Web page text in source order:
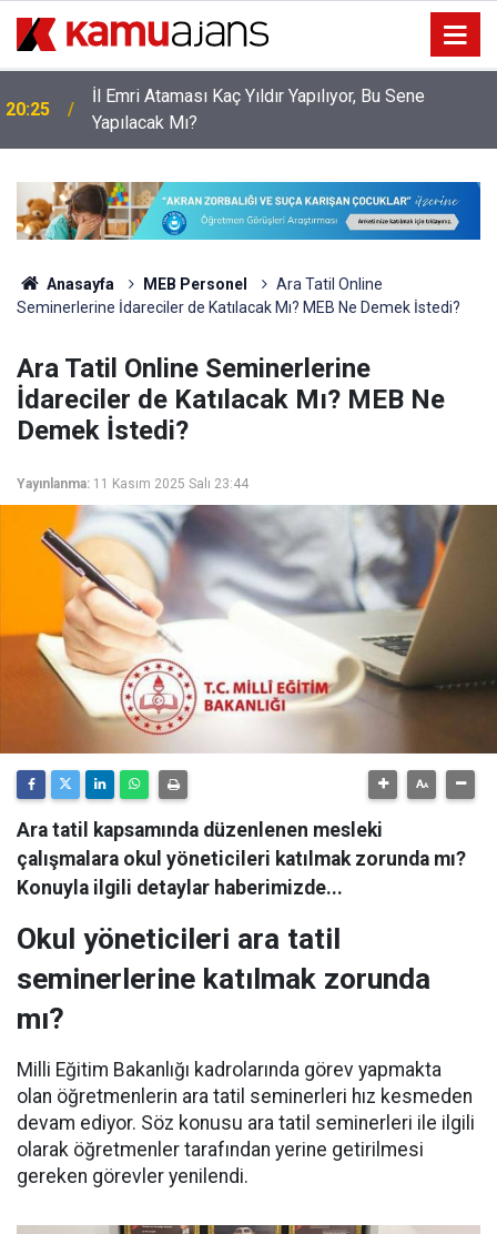
20:25
İl Emri Ataması Kaç Yıldır Yapılıyor, Bu Sene
Yapılacak Mı?
Anasayfa MEB Personel
Ara Tatil Online
Seminerlerine İdareciler de Katılacak Mı? MEB Ne Demek İstedi?
Ara Tatil Online Seminerlerine
İdareciler de Katılacak Mı? MEB Ne
Demek İstedi?
Yayınlanma: 11 Kasım 2025 Salı 23:44
Ara tatil kapsamında düzenlenen mesleki
çalışmalara okul yöneticileri katılmak zorunda mı?
Konuyla ilgili detaylar haberimizde...
Okul yöneticileri ara tatil
seminerlerine katılmak zorunda
mı?
Milli Eğitim Bakanlığı kadrolarında görev yapmakta
olan öğretmenlerin ara tatil seminerleri hız kesmeden
devam ediyor. Söz konusu ara tatil seminerleri ile ilgili
olarak öğretmenler tarafından yerine getirilmesi
gereken görevler yenilendi.